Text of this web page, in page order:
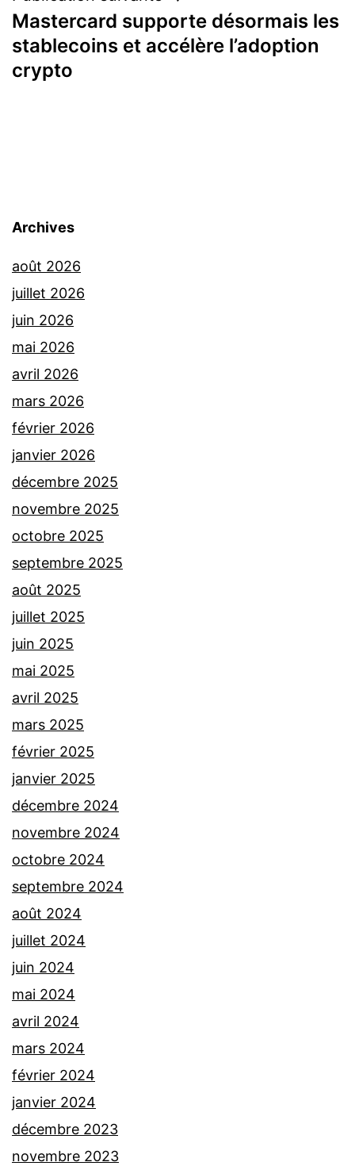
Mastercard supporte désormais les
stablecoins et accélère l’adoption
crypto
Archives
août 2026
juillet 2026
juin 2026
mai 2026
avril 2026
mars 2026
février 2026
janvier 2026
décembre 2025
novembre 2025
octobre 2025
septembre 2025
août 2025
juillet 2025
juin 2025
mai 2025
avril 2025
mars 2025
février 2025
janvier 2025
décembre 2024
novembre 2024
octobre 2024
septembre 2024
août 2024
juillet 2024
juin 2024
mai 2024
avril 2024
mars 2024
février 2024
janvier 2024
décembre 2023
novembre 2023